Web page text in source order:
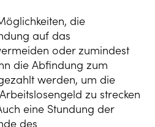
die
auf das
oder zumindest
die Abfindung zum
werden, um die
zu strecken
eine Stundung der
des